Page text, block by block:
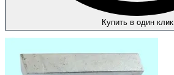
Купить в один клик